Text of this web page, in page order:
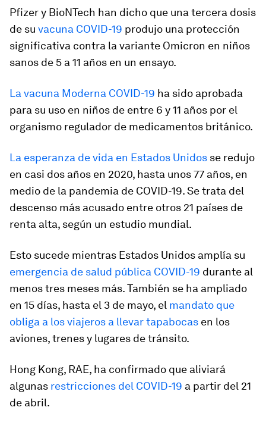
Pfizer y BioNTech han dicho que una tercera dosis
de su vacuna COVID-19 produjo una protección
significativa contra la variante Omicron en niños
sanos de 5 a 11 años en un ensayo.
La vacuna Moderna COVID-19 ha sido aprobada
para su uso en niños de entre 6 y 11 años por el
organismo regulador de medicamentos británico.
La esperanza de vida en Estados Unidos se redujo
en casi dos años en 2020, hasta unos 77 años, en
medio de la pandemia de COVID-19. Se trata del
descenso más acusado entre otros 21 países de
renta alta, según un estudio mundial.
Esto sucede mientras Estados Unidos amplía su
emergencia de salud pública COVID-19 durante al
menos tres meses más. También se ha ampliado
en 15 días, hasta el 3 de mayo, el mandato que
obliga a los viajeros a llevar tapabocas en los
aviones, trenes y lugares de tránsito.
Hong Kong, RAE, ha confirmado que aliviará
algunas restricciones del COVID-19 a partir del 21
de abril.